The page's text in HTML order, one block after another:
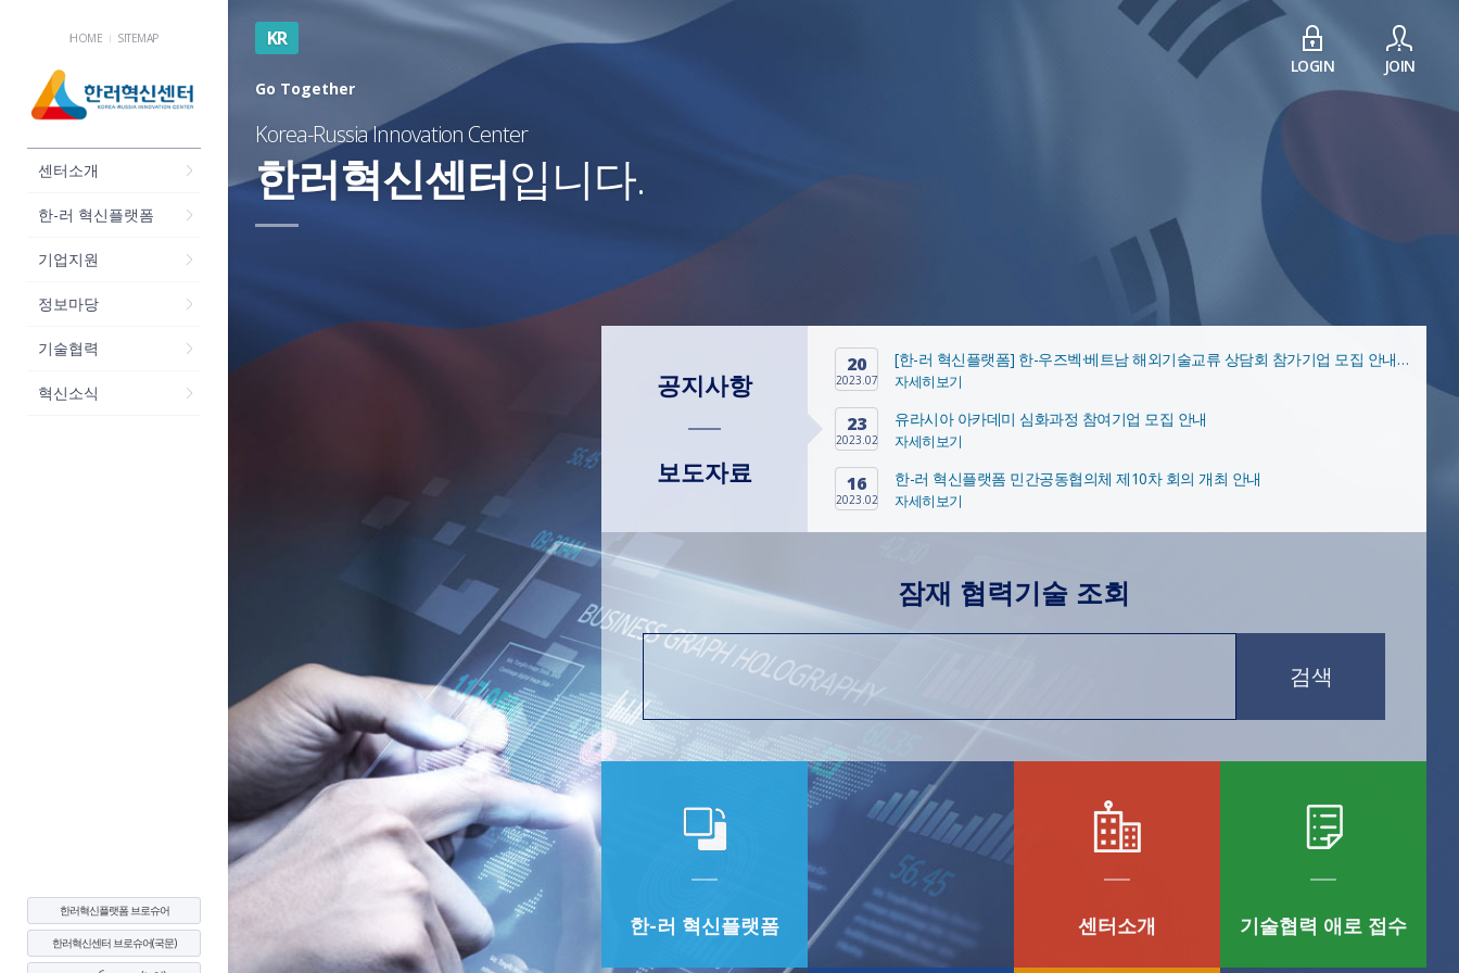
HOME SITEMAP KR
LOGIN JOIN
센터소개
한-러 혁신플랫폼
기업지원
정보마당
기술협력
혁신소식
Go Together
Korea-Russia Innovation Center
한러혁신센터입니다.
공지사항
보도자료
20
2023.07
[한-러 혁신플랫폼] 한-우즈벡·베트남 해외기술교류 상담회 참가기업 모집 안내 (기간연장 ~7/25까지)
자세히보기
23
2023.02
유라시아 아카데미 심화과정 참여기업 모집 안내
자세히보기
16
2023.02
한-러 혁신플랫폼 민간공동협의체 제10차 회의 개최 안내
자세히보기
잠재 협력기술 조회
검색
한-러 혁신플랫폼 센터소개 기술협력 애로 접수
한러혁신플랫폼 브로슈어
한러혁신센터 브로슈어(국문)